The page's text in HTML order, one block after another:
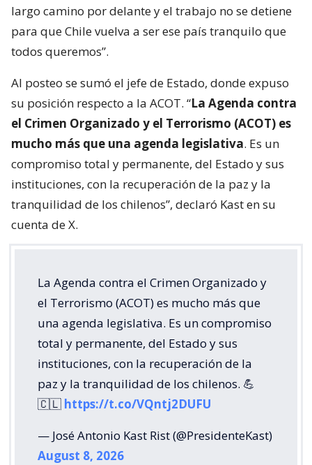
largo camino por delante y el trabajo no se detiene
para que Chile vuelva a ser ese país tranquilo que
todos queremos”.
Al posteo se sumó el jefe de Estado, donde expuso
su posición respecto a la ACOT. “La Agenda contra
el Crimen Organizado y el Terrorismo (ACOT) es
mucho más que una agenda legislativa. Es un
compromiso total y permanente, del Estado y sus
instituciones, con la recuperación de la paz y la
tranquilidad de los chilenos”, declaró Kast en su
cuenta de X.
La Agenda contra el Crimen Organizado y
el Terrorismo (ACOT) es mucho más que
una agenda legislativa. Es un compromiso
total y permanente, del Estado y sus
instituciones, con la recuperación de la
paz y la tranquilidad de los chilenos. 💪
🇨🇱 https://t.co/VQntj2DUFU
— José Antonio Kast Rist (@PresidenteKast)
August 8, 2026